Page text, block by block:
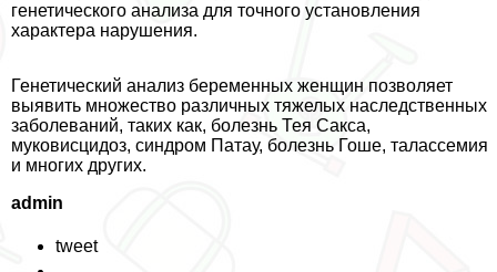
генетического анализа для точного установления
хаpaктера нарушения.
Генетический анализ беременных женщин позволяет
выявить множество различных тяжелых наследственных
заболеваний, таких как, болезнь Тея Сакса,
муковисцидоз, синдром Патау, болезнь Гоше, талассемия
и многих других.
admin
tweet